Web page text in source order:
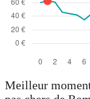
Meilleur